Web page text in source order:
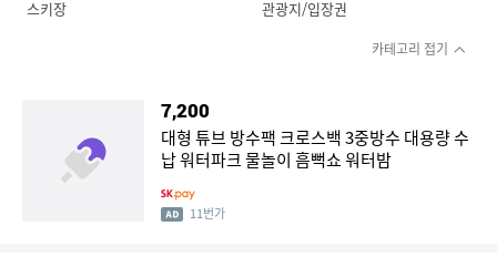
스키장
관광지/입장권
카테고리 접기
7,200
대형 튜브 방수팩 크로스백 3중방수 대용량 수
납 워터파크 물놀이 흠뻑쇼 워터밤
11번가